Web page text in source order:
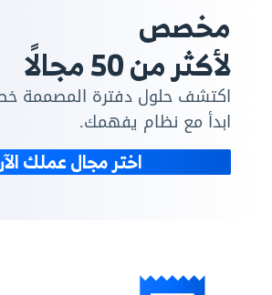
مخصص
لأكثر من 50 مجالًا
اكتشف حلول دفترة المصممة
ابدأ مع نظام يفهمك.
اختر مجال عملك